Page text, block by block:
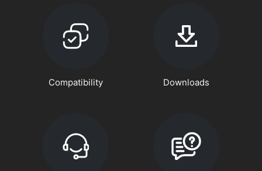
Compatibility Downloads